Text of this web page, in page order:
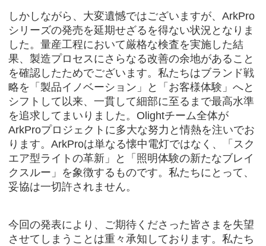
しかしながら、大変遺憾ではございますが、ArkPro
シリーズの発売を延期せざるを得ない状況となりま
した。量産工程において厳格な検査を実施した結
果、製造プロセスにさらなる改善の余地があること
を確認したためでございます。私たちはブランド戦
略を「製品イノベーション」と「お客様体験」へと
シフトして以来、一貫して細部に至るまで最高水準
を追求してまいりました。 Olightチーム全体が
ArkProプロジェクトに多大な努力と情熱を注いでお
ります。ArkProは単なる懐中電灯ではなく、「スク
エア型ライトの革新」と「照明体験の新たなブレイ
クスルー」を象徴するものです。私たちにとって、
妥協は一切許されません。
今回の発表により、ご期待くださった皆さまを失望
させてしまうことは重々承知しております。私たち